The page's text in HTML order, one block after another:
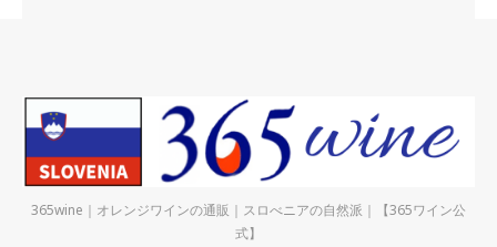
365wine｜オレンジワインの通販｜スロべニアの自然派｜【365ワイン公
式】